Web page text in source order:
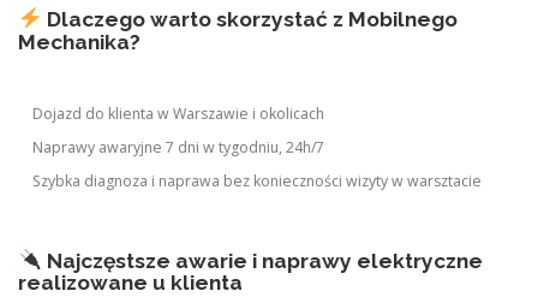
Dlaczego warto skorzystać z Mobilnego
Mechanika?
Dojazd do klienta w Warszawie i okolicach
Naprawy awaryjne 7 dni w tygodniu, 24h/7
Szybka diagnoza i naprawa bez konieczności wizyty w warsztacie
Najczęstsze awarie i naprawy elektryczne
realizowane u klienta